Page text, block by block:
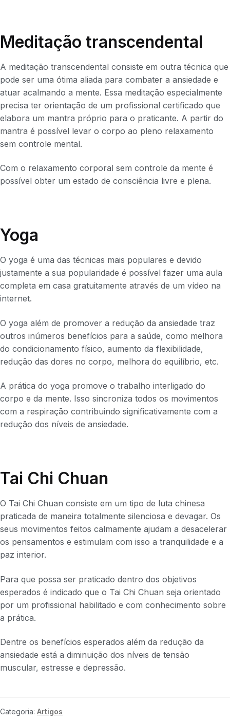
Meditação transcendental
A meditação transcendental consiste em outra técnica que
pode ser uma ótima aliada para combater a ansiedade e
atuar acalmando a mente. Essa meditação especialmente
precisa ter orientação de um profissional certificado que
elabora um mantra próprio para o praticante. A partir do
mantra é possível levar o corpo ao pleno relaxamento
sem controle mental.
Com o relaxamento corporal sem controle da mente é
possível obter um estado de consciência livre e plena.
Yoga
O yoga é uma das técnicas mais populares e devido
justamente a sua popularidade é possível fazer uma aula
completa em casa gratuitamente através de um vídeo na
internet.
O yoga além de promover a redução da ansiedade traz
outros inúmeros benefícios para a saúde, como melhora
do condicionamento físico, aumento da flexibilidade,
redução das dores no corpo, melhora do equilíbrio, etc.
A prática do yoga promove o trabalho interligado do
corpo e da mente. Isso sincroniza todos os movimentos
com a respiração contribuindo significativamente com a
redução dos níveis de ansiedade.
Tai Chi Chuan
O Tai Chi Chuan consiste em um tipo de luta chinesa
praticada de maneira totalmente silenciosa e devagar. Os
seus movimentos feitos calmamente ajudam a desacelerar
os pensamentos e estimulam com isso a tranquilidade e a
paz interior.
Para que possa ser praticado dentro dos objetivos
esperados é indicado que o Tai Chi Chuan seja orientado
por um profissional habilitado e com conhecimento sobre
a prática.
Dentre os benefícios esperados além da redução da
ansiedade está a diminuição dos níveis de tensão
muscular, estresse e depressão.
Categoria: Artigos